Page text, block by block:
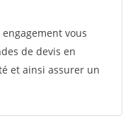
vous
de devis en
et ainsi assurer un